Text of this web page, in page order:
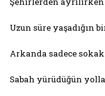
Uzun süre yaşadığın
Arkanda sadece
Sabah yürüdüğün